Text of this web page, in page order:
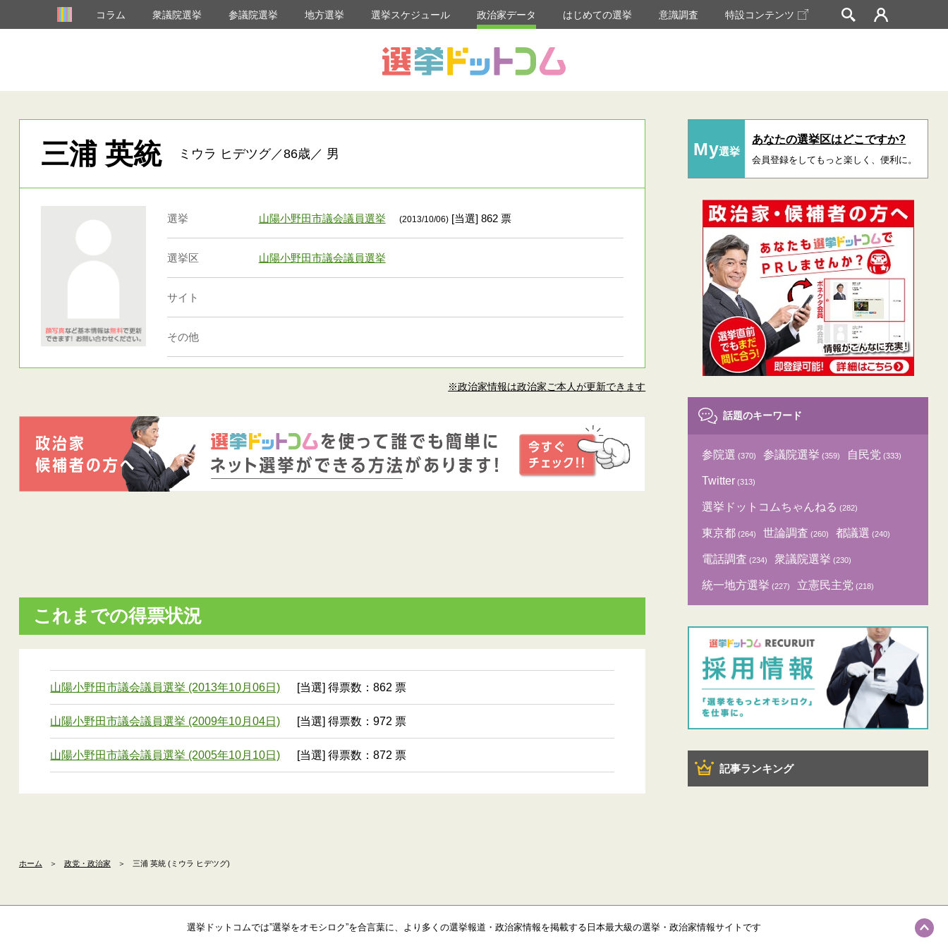
コラム 衆議院選挙 参議院選挙 地方選挙 選挙スケジュール 政治家データ はじめての選挙 意識調査 特設コンテンツ
三浦 英統 ミウラ ヒデツグ／86歳／ 男
選挙 山陽小野田市議会議員選挙 (2013/10/06)[当選] 862 票
選挙区 山陽小野田市議会議員選挙
サイト
その他
※政治家情報は政治家ご本人が更新できます
これまでの得票状況
山陽小野田市議会議員選挙 (2013年10月06日) [当選] 得票数：862 票
山陽小野田市議会議員選挙 (2009年10月04日) [当選] 得票数：972 票
山陽小野田市議会議員選挙 (2005年10月10日) [当選] 得票数：872 票
My選挙
あなたの選挙区はどこですか?
会員登録をしてもっと楽しく、便利に。
話題のキーワード
参院選 (370) 参議院選挙 (359) 自民党 (333)
Twitter (313)
選挙ドットコムちゃんねる (282)
東京都 (264) 世論調査 (260) 都議選 (240)
電話調査 (234) 衆議院選挙 (230)
統一地方選挙 (227) 立憲民主党 (218)
記事ランキング
ホーム ＞ 政党・政治家 ＞ 三浦 英統 (ミウラ ヒデツグ)
選挙ドットコムでは”選挙をオモシロク”を合言葉に、より多くの選挙報道・政治家情報を掲載する日本最大級の選挙・政治家情報サイトです